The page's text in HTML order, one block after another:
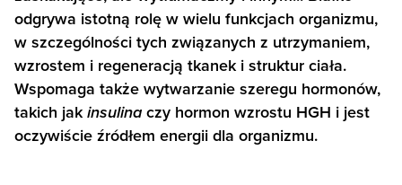
odgrywa istotną rolę w wielu funkcjach organizmu,
w szczególności tych związanych z utrzymaniem,
wzrostem i regeneracją tkanek i struktur ciała.
Wspomaga także wytwarzanie szeregu hormonów,
takich jak insulina czy hormon wzrostu HGH i jest
oczywiście źródłem energii dla organizmu.